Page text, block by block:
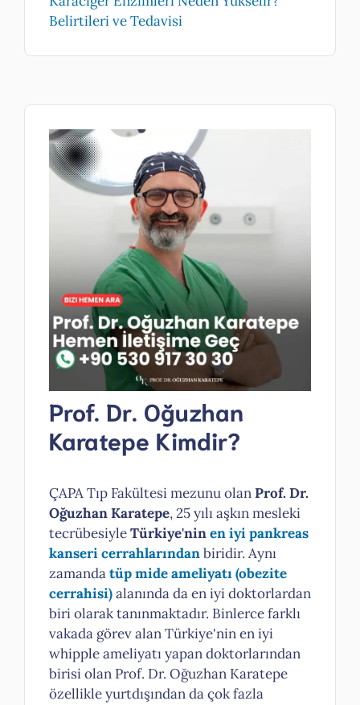
Belirtileri ve Tedavisi
Prof. Dr. Oğuzhan
Karatepe Kimdir?
ÇAPA Tıp Fakültesi mezunu olanProf. Dr.
Oğuzhan Karatepe, 25 yılı aşkın mesleki
tecrübesiyleTürkiye'ninen iyi pankreas
kanseri cerrahlarındanbiridir. Aynı
zamandatüp mide ameliyatı(obezite
cerrahisi)alanında da en iyi doktorlardan
biri olarak tanınmaktadır. Binlerce farklı
vakada görev alan Türkiye'nin en iyi
whipple ameliyatı yapan doktorlarından
birisi olan Prof. Dr. Oğuzhan Karatepe
özellikle yurtdışından da çok fazla